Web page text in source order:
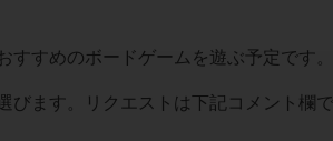
すすめのボードゲームを遊ぶ予定です。
びます。リクエストは下記コメント欄で